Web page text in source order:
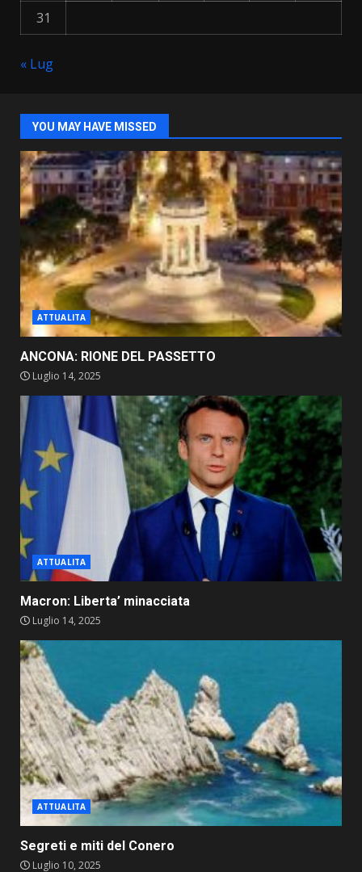
31
« Lug
YOU MAY HAVE MISSED
ATTUALITA
ANCONA: RIONE DEL PASSETTO
Luglio 14, 2025
ATTUALITA
Macron: Liberta’ minacciata
Luglio 14, 2025
ATTUALITA
Segreti e miti del Conero
Luglio 10, 2025